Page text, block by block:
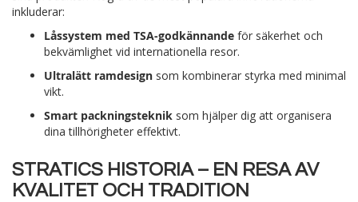
inkluderar:
Låssystem med TSA-godkännande för säkerhet och
bekvämlighet vid internationella resor.
Ultralätt ramdesign som kombinerar styrka med minimal
vikt.
Smart packningsteknik som hjälper dig att organisera
dina tillhörigheter effektivt.
STRATICS HISTORIA – EN RESA AV
KVALITET OCH TRADITION